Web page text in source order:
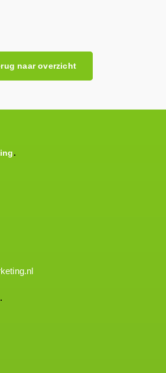
naar overzicht